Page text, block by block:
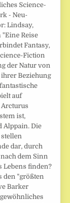
Science-
- Neu-
Lindsay,
"Eine Reise
Fantasy,
Fiction
der Natur von
Beziehung
auf
Arcturus
ist,
Alppain. Die
dar, durch
dem Sinn
Lebens finden?
den "größten
Barker